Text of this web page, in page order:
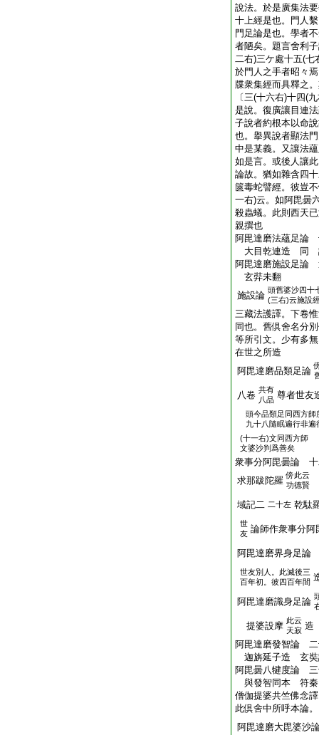
說法。於是廣集法
十上經是也。門人
門足論是也。學者
者陋矣。題言舍利
二右)三ケ處十五(七
於門人之手者昭々
牒衆集經而具釋之
〔三(十六右)十四(
是說。復廣讓目連
子說者約根本以命
也。擧異說者顯法
中是某義。又讓法
如是言。或後人讓
論故。猶如雜含四
篋毒蛇譬經。彼豈
一右)云。如阿毘曇
殺蟲蟻。此則西天
親撰也
阿毘達磨法蘊足論
大目乾連造
阿毘達磨施設足論
玄弉未翻
施設論 頭舊婆沙四十
(三右)云施設
三藏法護譯。下卷
同也。舊倶舍名分
等所引文。少有多
在世之所造
阿毘達磨品類足論
八卷 共有
八品 尊者世
頭今品類足同西方師
九十八隨眠遍行非
(十一右)文同西方師
文婆沙判爲善矣
衆事分阿毘曇論
求那跋陀羅 傍此云
功德賢
域記二 二十左 乾駄
世
友 論師作衆事分阿
阿毘達磨界身足
世友別人。此滅後三
百年初。彼四百年間
阿毘達磨識身足論
提婆設摩 此云
天寂
阿毘達磨發智論
迦旃延子造 玄
阿毘曇八犍度論
與發智同本 符
僧伽提婆共竺佛念
此倶舍中所呼本論
阿毘達磨大毘婆沙